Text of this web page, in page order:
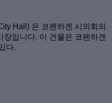
Hall) 은 코펜하겐 시의회의
입니다. 이 건물은 코펜하겐
다.